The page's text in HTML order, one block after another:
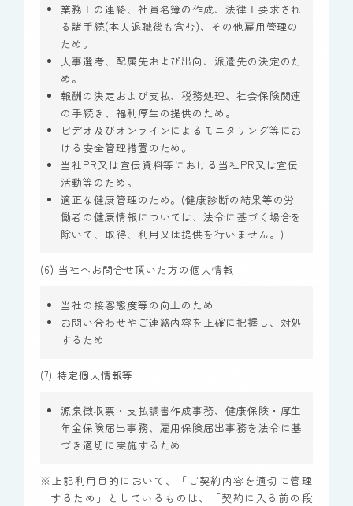
業務上の連絡、社員名簿の作成、法律上要求され
る諸手続(本人退職後も含む)、その他雇用管理の
ため。
人事選考、配属先および出向、派遣先の決定のた
め。
報酬の決定および支払、税務処理、社会保険関連
の手続き、福利厚生の提供のため。
ビデオ及びオンラインによるモニタリング等にお
ける安全管理措置のため。
当社PR又は宣伝資料等における当社PR又は宣伝
活動等のため。
適正な健康管理のため。(健康診断の結果等の労
働者の健康情報については、法令に基づく場合を
除いて、取得、利用又は提供を行いません。)
(6) 当社へお問合せ頂いた方の個人情報
当社の接客態度等の向上のため
お問い合わせやご連絡内容を正確に把握し、対処
するため
(7) 特定個人情報等
源泉徴収票・支払調書作成事務、健康保険・厚生
年金保険届出事務、雇用保険届出事務を法令に基
づき適切に実施するため
※上記利用目的において、「ご契約内容を適切に管理
するため」としているものは、「契約に入る前の段